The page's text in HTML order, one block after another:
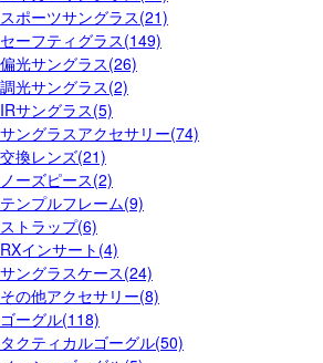
スポーツサングラス(21)
セーフティグラス(149)
偏光サングラス(26)
調光サングラス(2)
IRサングラス(5)
サングラスアクセサリー(74)
交換レンズ(21)
ノーズピース(2)
テンプルフレーム(9)
ストラップ(6)
RXインサート(4)
サングラスケース(24)
その他アクセサリー(8)
ゴーグル(118)
タクティカルゴーグル(50)